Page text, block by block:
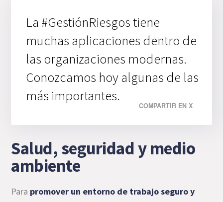
La #GestiónRiesgos tiene
muchas aplicaciones dentro de
las organizaciones modernas.
Conozcamos hoy algunas de las
más importantes.
COMPARTIR EN X
Salud, seguridad y medio
ambiente
Para promover un entorno de trabajo seguro y